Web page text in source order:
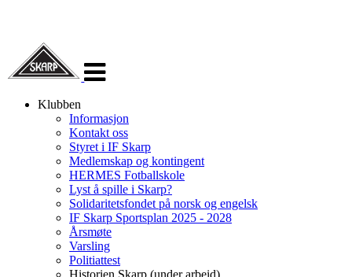
navigasjon
Klubben
Informasjon
Kontakt oss
Styret i IF Skarp
Medlemskap og kontingent
HERMES Fotballskole
Lyst å spille i Skarp?
Solidaritetsfondet på norsk og engelsk
IF Skarp Sportsplan 2025 - 2028
Årsmøte
Varsling
Politiattest
Historien Skarp (under arbeid)